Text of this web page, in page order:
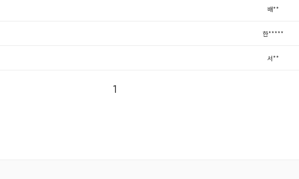
배**
한*****
서**
1